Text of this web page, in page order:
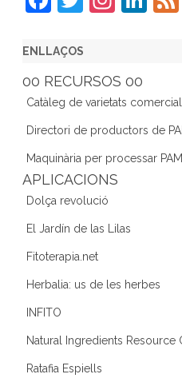
c
e
b
o
o
k
er gr
a
m
dI
n
ENLLAÇOS
00 RECURSOS 00
Catàleg de varietats
Directori de productors de
Maquinària per processar PAM
APLICACIONS
Dolça revolució
El Jardín de las Lilas
Fitoterapia.net
Herbalia: us de les herbes
INFITO
Natural Ingredients Resource
Ratafia Espiells